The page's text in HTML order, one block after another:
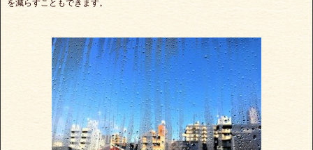
を減らすこともできます。